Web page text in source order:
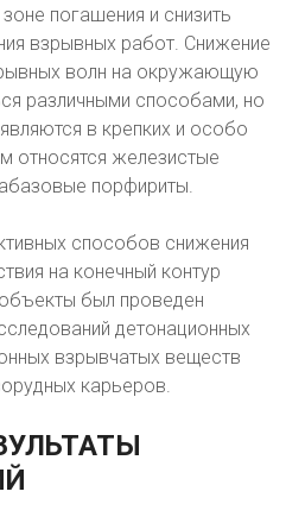
погашения и снизить
взрывных работ. Снижение
волн на окружающую
различными способами, но
в крепких и особо
относятся железистые
порфириты.
способов снижения
на конечный контур
был проведен
детонационных
взрывчатых веществ
карьеров.